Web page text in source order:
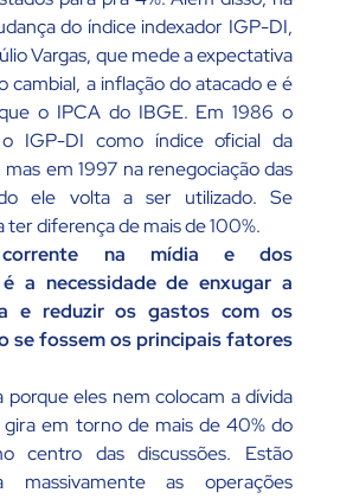
do índice indexador IGP-DI,
Vargas, que mede a expectativa
cambial, a inflação do atacado e é
o IPCA do IBGE. Em 1986 o
IGP-DI como índice oficial da
em 1997 na renegociação das
ele volta a ser utilizado. Se
ter diferença de mais de 100%.
na mídia e dos
a necessidade de enxugar a
e reduzir os gastos com os
se fossem os principais fatores
porque eles nem colocam a dívida
gira em torno de mais de 40% do
centro das discussões. Estão
massivamente as operações